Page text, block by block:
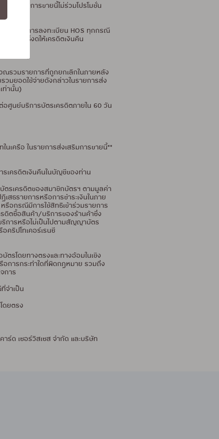
งเสริมการขายนี้ไม่ร่วมโปรโมชั่น
วมรายการลงทะเบียน HOS ทุกกรณี
สงวนสิทธิ์งดให้เครดิตเงินคืน
กเท่านั้น)
ณรวมรายการที่ถูกยกเลิกในภายหลัง
วมยอดใช้จ่ายดังกล่าวในรายการส่ง
ท่านั้น)
อศูนย์บริการบัตรเครดิตภายใน 60 วัน
เครือ ในรายการส่งเสริมการขายนี้**
เครดิตเงินคืนในบัญชีของท่าน
ตรเครดิตของสมาชิกบัตรฯ ตามมูลค่า
ธรายการหรือการชำระเงินในภาย
รือกรณีมีการใช้สิทธิเข้าร่วมรายการ
รดิตซื้อสินค้า/บริการของร้านค้าซึ่ง
การหรือไม่เป็นไปตามสัญญาบัตร
คริปโทเคอร์เรนซี
รโดยทางตรงและทางอ้อมในเชิง
อการกระทำใดที่ผิดกฎหมาย รวมถึง
การ
จำเป็น
ดยตรง
ร์ด เซอร์วิสเซส จำกัด และบริษัท